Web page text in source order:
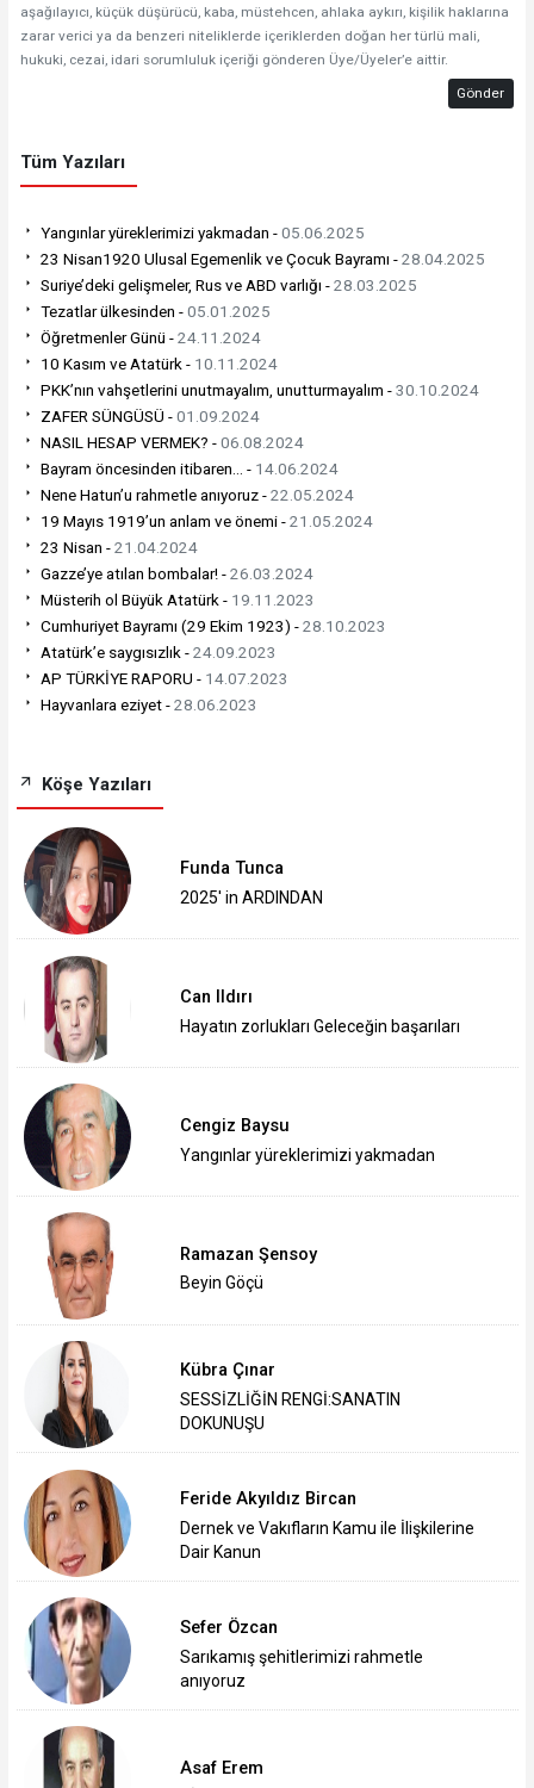
aşağılayıcı, küçük düşürücü, kaba, müstehcen, ahlaka aykırı, kişilik haklarına
zarar verici ya da benzeri niteliklerde içeriklerden doğan her türlü mali,
hukuki, cezai, idari sorumluluk içeriği gönderen Üye/Üyeler’e aittir.
Gönder
Tüm Yazıları
Yangınlar yüreklerimizi yakmadan -05.06.2025
23 Nisan1920 Ulusal Egemenlik ve Çocuk Bayramı -28.04.2025
Suriye’deki gelişmeler, Rus ve ABD varlığı -28.03.2025
Tezatlar ülkesinden -05.01.2025
Öğretmenler Günü -24.11.2024
10 Kasım ve Atatürk - 10.11.2024
PKK’nın vahşetlerini unutmayalım, unutturmayalım -30.10.2024
ZAFER SÜNGÜSÜ -01.09.2024
NASIL HESAP VERMEK? -06.08.2024
Bayram öncesinden itibaren… - 14.06.2024
Nene Hatun’u rahmetle anıyoruz -22.05.2024
19 Mayıs 1919’un anlam ve önemi -21.05.2024
23 Nisan -21.04.2024
Gazze’ye atılan bombalar! -26.03.2024
Müsterih ol Büyük Atatürk - 19.11.2023
Cumhuriyet Bayramı (29 Ekim 1923) -28.10.2023
Atatürk’e saygısızlık -24.09.2023
AP TÜRKİYE RAPORU - 14.07.2023
Hayvanlara eziyet -28.06.2023
Köşe Yazıları
Funda Tunca
2025' in ARDINDAN
Can Ildırı
Hayatın zorlukları Geleceğin başarıları
Cengiz Baysu
Yangınlar yüreklerimizi yakmadan
Ramazan Şensoy
Beyin Göçü
Kübra Çınar
SESSİZLİĞİN RENGİ:SANATIN
DOKUNUŞU
Feride Akyıldız Bircan
Dernek ve Vakıfların Kamu ile İlişkilerine
Dair Kanun
Sefer Özcan
Sarıkamış şehitlerimizi rahmetle
anıyoruz
Asaf Erem